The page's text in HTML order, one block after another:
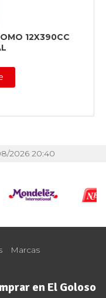
12X390CC
2026 20:40
Marcas
en El Goloso